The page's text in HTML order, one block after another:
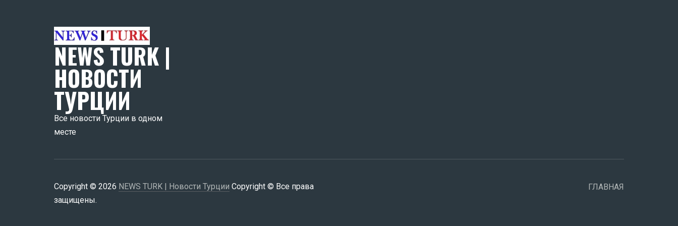
NEWS TURK |
НОВОСТИ
ТУРЦИИ
Все новости Турции в одном
месте
Copyright © 2026 NEWS TURK | Новости Турции Copyright © Все права
защищены.
ГЛАВНАЯ